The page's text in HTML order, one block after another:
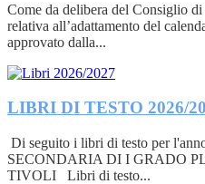
Come da delibera del Consiglio
relativa all’adattamento del
approvato dalla...
LIBRI DI TESTO 2026/
Di seguito i libri di testo per
SECONDARIA DI I GRADO
TIVOLI Libri di testo...